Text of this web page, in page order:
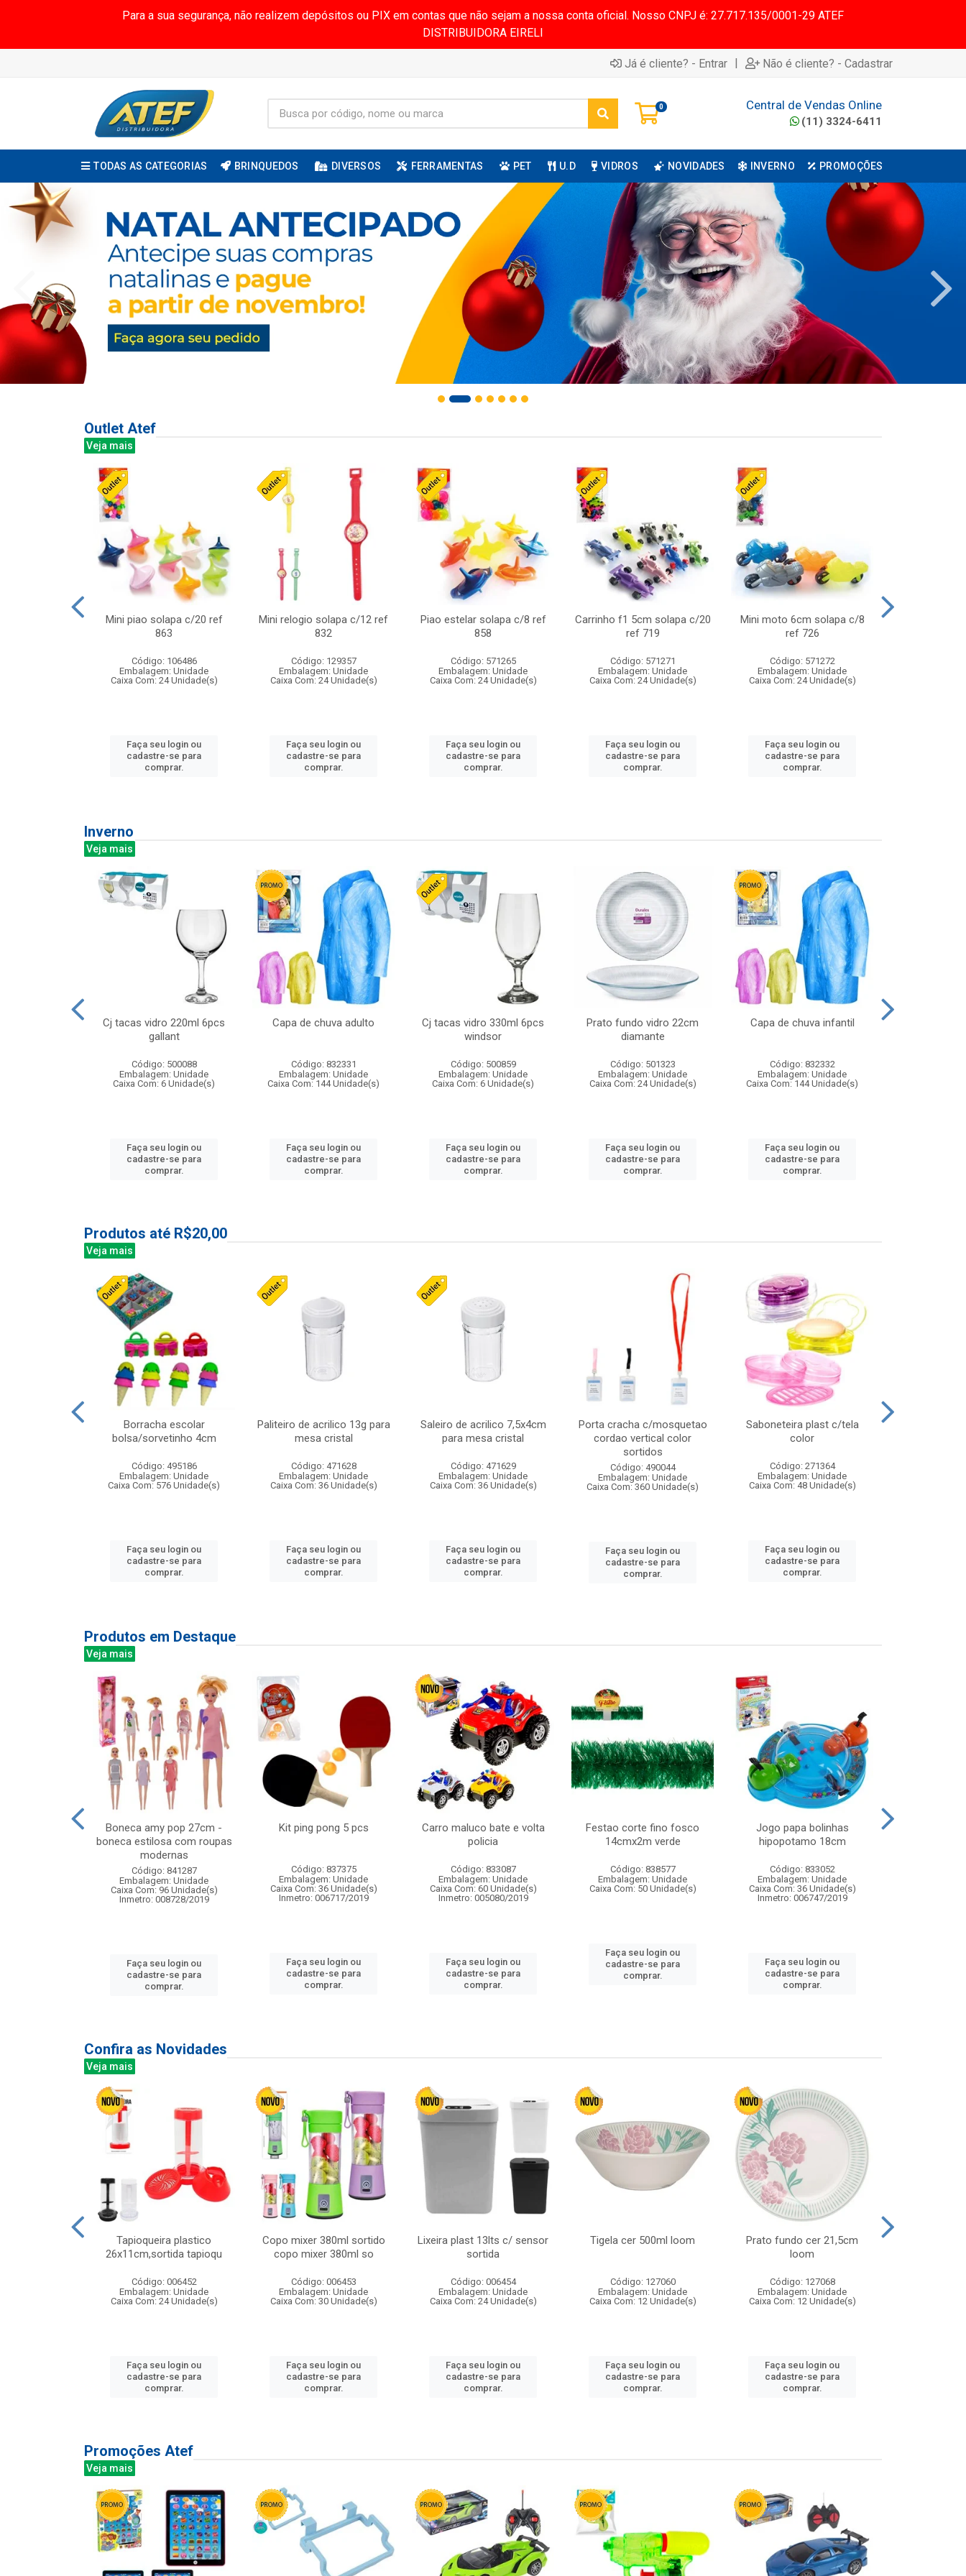
Para a sua segurança, não realizem depósitos ou PIX em contas que não sejam a nossa conta oficial. Nosso CNPJ é: 27.717.135/0001-29 ATEF
DISTRIBUIDORA EIRELI
Já é cliente? - Entrar | Não é cliente? - Cadastrar
0 Central de Vendas Online
(11) 3324-6411
TODAS AS CATEGORIAS BRINQUEDOS DIVERSOS FERRAMENTAS PET U.D VIDROS NOVIDADES INVERNO PROMOÇÕES
Outlet Atef
Veja mais
Mini piao solapa c/20 ref
863
Código: 106486
Embalagem: Unidade
Caixa Com: 24 Unidade(s)
Faça seu login ou
cadastre-se para
comprar.
Mini relogio solapa c/12 ref
832
Código: 129357
Embalagem: Unidade
Caixa Com: 24 Unidade(s)
Faça seu login ou
cadastre-se para
comprar.
Piao estelar solapa c/8 ref
858
Código: 571265
Embalagem: Unidade
Caixa Com: 24 Unidade(s)
Faça seu login ou
cadastre-se para
comprar.
Carrinho f1 5cm solapa c/20
ref 719
Código: 571271
Embalagem: Unidade
Caixa Com: 24 Unidade(s)
Faça seu login ou
cadastre-se para
comprar.
Mini moto 6cm solapa c/8
ref 726
Código: 571272
Embalagem: Unidade
Caixa Com: 24 Unidade(s)
Faça seu login ou
cadastre-se para
comprar.
Inverno
Veja mais
Cj tacas vidro 220ml 6pcs
gallant
Código: 500088
Embalagem: Unidade
Caixa Com: 6 Unidade(s)
Faça seu login ou
cadastre-se para
comprar.
Capa de chuva adulto
Código: 832331
Embalagem: Unidade
Caixa Com: 144 Unidade(s)
Faça seu login ou
cadastre-se para
comprar.
Cj tacas vidro 330ml 6pcs
windsor
Código: 500859
Embalagem: Unidade
Caixa Com: 6 Unidade(s)
Faça seu login ou
cadastre-se para
comprar.
Prato fundo vidro 22cm
diamante
Código: 501323
Embalagem: Unidade
Caixa Com: 24 Unidade(s)
Faça seu login ou
cadastre-se para
comprar.
Capa de chuva infantil
Código: 832332
Embalagem: Unidade
Caixa Com: 144 Unidade(s)
Faça seu login ou
cadastre-se para
comprar.
Produtos até R$20,00
Veja mais
Borracha escolar
bolsa/sorvetinho 4cm
Código: 495186
Embalagem: Unidade
Caixa Com: 576 Unidade(s)
Faça seu login ou
cadastre-se para
comprar.
Paliteiro de acrilico 13g para
mesa cristal
Código: 471628
Embalagem: Unidade
Caixa Com: 36 Unidade(s)
Faça seu login ou
cadastre-se para
comprar.
Saleiro de acrilico 7,5x4cm
para mesa cristal
Código: 471629
Embalagem: Unidade
Caixa Com: 36 Unidade(s)
Faça seu login ou
cadastre-se para
comprar.
Porta cracha c/mosquetao
cordao vertical color
sortidos
Código: 490044
Embalagem: Unidade
Caixa Com: 360 Unidade(s)
Faça seu login ou
cadastre-se para
comprar.
Saboneteira plast c/tela
color
Código: 271364
Embalagem: Unidade
Caixa Com: 48 Unidade(s)
Faça seu login ou
cadastre-se para
comprar.
Produtos em Destaque
Veja mais
Boneca amy pop 27cm -
boneca estilosa com roupas
modernas
Código: 841287
Embalagem: Unidade
Caixa Com: 96 Unidade(s)
Inmetro: 008728/2019
Faça seu login ou
cadastre-se para
comprar.
Kit ping pong 5 pcs
Código: 837375
Embalagem: Unidade
Caixa Com: 36 Unidade(s)
Inmetro: 006717/2019
Faça seu login ou
cadastre-se para
comprar.
Carro maluco bate e volta
policia
Código: 833087
Embalagem: Unidade
Caixa Com: 60 Unidade(s)
Inmetro: 005080/2019
Faça seu login ou
cadastre-se para
comprar.
Festao corte fino fosco
14cmx2m verde
Código: 838577
Embalagem: Unidade
Caixa Com: 50 Unidade(s)
Faça seu login ou
cadastre-se para
comprar.
Jogo papa bolinhas
hipopotamo 18cm
Código: 833052
Embalagem: Unidade
Caixa Com: 36 Unidade(s)
Inmetro: 006747/2019
Faça seu login ou
cadastre-se para
comprar.
Confira as Novidades
Veja mais
Tapioqueira plastico
26x11cm,sortida tapioqu
Código: 006452
Embalagem: Unidade
Caixa Com: 24 Unidade(s)
Faça seu login ou
cadastre-se para
comprar.
Copo mixer 380ml sortido
copo mixer 380ml so
Código: 006453
Embalagem: Unidade
Caixa Com: 30 Unidade(s)
Faça seu login ou
cadastre-se para
comprar.
Lixeira plast 13lts c/ sensor
sortida
Código: 006454
Embalagem: Unidade
Caixa Com: 24 Unidade(s)
Faça seu login ou
cadastre-se para
comprar.
Tigela cer 500ml loom
Código: 127060
Embalagem: Unidade
Caixa Com: 12 Unidade(s)
Faça seu login ou
cadastre-se para
comprar.
Prato fundo cer 21,5cm
loom
Código: 127068
Embalagem: Unidade
Caixa Com: 12 Unidade(s)
Faça seu login ou
cadastre-se para
comprar.
Promoções Atef
Veja mais